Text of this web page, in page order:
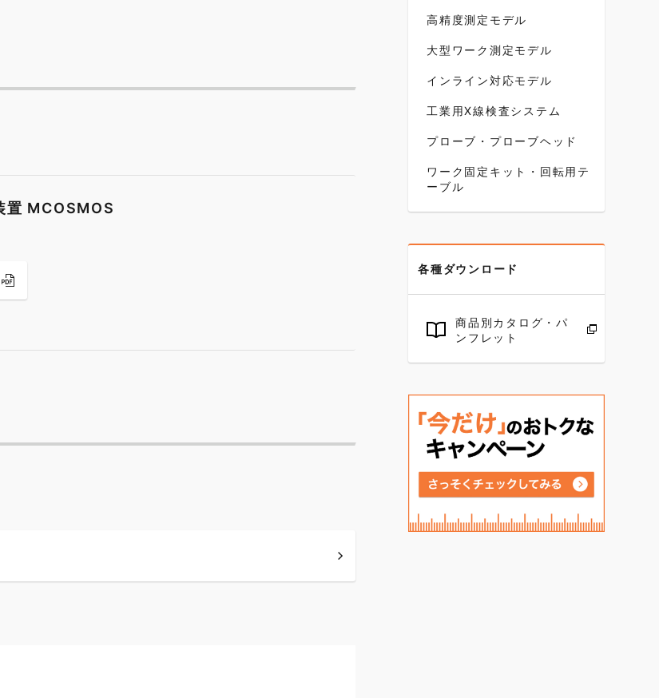
置 MCOSMOS
高精度測定モデル
大型ワーク測定モデル
インライン対応モデル
工業用X線検査システム
プローブ・プローブヘッド
ワーク固定キット・回転用テ
ーブル
各種ダウンロード
商品別カタログ・パ
ンフレット